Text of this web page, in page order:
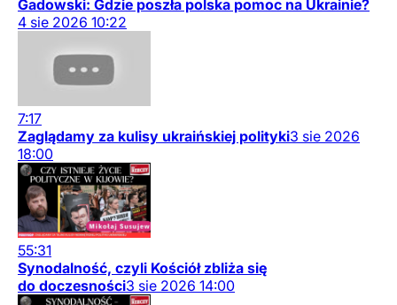
Gadowski: Gdzie poszła polska pomoc na Ukrainie?
4 sie 2026 10:22
7:17
Zaglądamy za kulisy ukraińskiej polityki3 sie 2026
18:00
55:31
Synodalność, czyli Kościół zbliża się
do doczesności3 sie 2026 14:00